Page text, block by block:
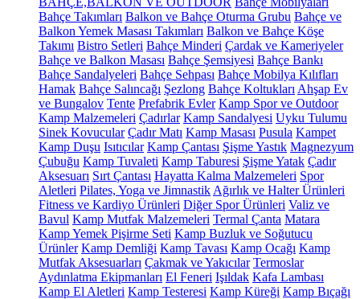
Bahçe Takımları Balkon ve Bahçe Oturma Grubu Bahçe ve
Balkon Yemek Masası Takımları Balkon ve Bahçe Köşe
Takımı Bistro Setleri Bahçe Minderi Çardak ve Kameriyeler
Bahçe ve Balkon Masası Bahçe Şemsiyesi Bahçe Bankı
Bahçe Sandalyeleri Bahçe Sehpası Bahçe Mobilya Kılıfları
Hamak Bahçe Salıncağı Şezlong Bahçe Koltukları Ahşap Ev
ve Bungalov Tente Prefabrik Evler Kamp Spor ve Outdoor
Kamp Malzemeleri Çadırlar Kamp Sandalyesi Uyku Tulumu
Sinek Kovucular Çadır Matı Kamp Masası Pusula Kampet
Kamp Duşu Isıtıcılar Kamp Çantası Şişme Yastık Magnezyum
Çubuğu Kamp Tuvaleti Kamp Taburesi Şişme Yatak Çadır
Aksesuarı Sırt Çantası Hayatta Kalma Malzemeleri Spor
Aletleri Pilates, Yoga ve Jimnastik Ağırlık ve Halter Ürünleri
Fitness ve Kardiyo Ürünleri Diğer Spor Ürünleri Valiz ve
Bavul Kamp Mutfak Malzemeleri Termal Çanta Matara
Kamp Yemek Pişirme Seti Kamp Buzluk ve Soğutucu
Ürünler Kamp Demliği Kamp Tavası Kamp Ocağı Kamp
Mutfak Aksesuarları Çakmak ve Yakıcılar Termoslar
Aydınlatma Ekipmanları El Feneri Işıldak Kafa Lambası
Kamp El Aletleri Kamp Testeresi Kamp Küreği Kamp Bıçağı